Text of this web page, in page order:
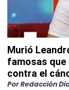
Murió
famosas que
contra el
PorRedacción